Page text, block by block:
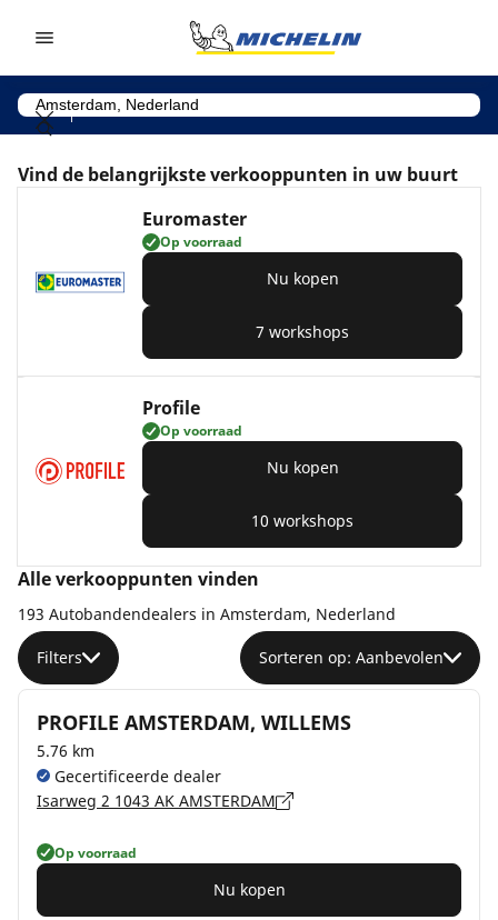
Vind de belangrijkste verkooppunten in uw buurt
Euromaster
Op voorraad
Nu kopen
7 workshops
Profile
Op voorraad
Nu kopen
10 workshops
Alle verkooppunten vinden
193 Autobandendealers in Amsterdam, Nederland
Filters Sorteren op: Aanbevolen
PROFILE AMSTERDAM, WILLEMS
5.76 km
Gecertificeerde dealer
Isarweg 2 1043 AK AMSTERDAM
Op voorraad
Nu kopen